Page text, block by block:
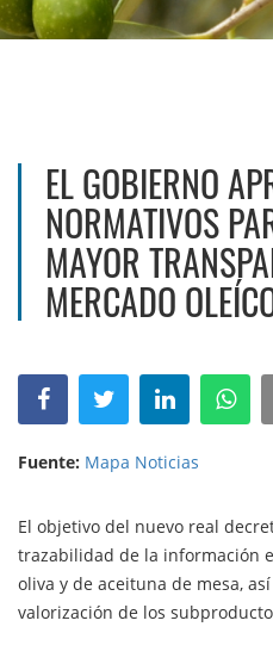
EL GOBIERNO
NORMATIVOS
MAYOR
MERCADO
Fuente: Mapa Noticias
El objetivo del nuevo real
trazabilidad de la información
oliva y de aceituna de mesa,
valorización de los